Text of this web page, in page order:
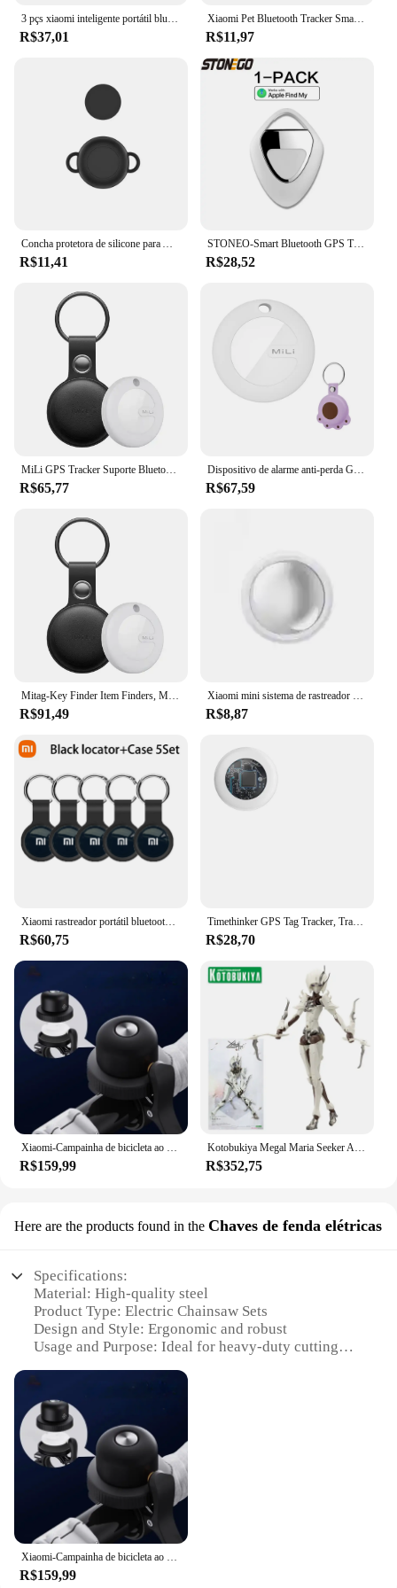
R$37,01
Xiaomi Pet Bluetooth Tracker Smart Pet Dispositivo localizador Bluetooth para fácil rastreamento de animais de estimação e segurança leve à prova d'água
R$11,97
Concha protetora de silicone para Apple Airtags, dispositivo anti-perdido, rastreador com cadarço para crianças e idosos
R$11,41
STONEO-Smart Bluetooth GPS Tracker, Dispositivo Anti-Perdido para Chaves, Animais de Estimação, Idosos, Crianças, Compatível com Apple Find,
R$28,52
MiLi GPS Tracker Suporte Bluetooth, Localizador Inteligente, Dispositivo Anti-Perdido, Chaves Móveis, Pet, Idosos, Kids Finder, Trabalhar com Apple Find
R$65,77
Dispositivo de alarme anti-perda GPS para crianças e idosos, mini GPS Locato com estojo de couro bonito dos desenhos animados, vários tipos de animais de estimação, 120m
R$67,59
Mitag-Key Finder Item Finders, MFi Certified, Bluetooth, GPS, Gato, Dog Locator, Rastreador, Dispositivo Anti-Loss, Funciona com a Apple Find, Meu
R$91,49
Xiaomi mini sistema de rastreador gps findmy app airtag inteligente bluetooth localizador criança saco localizador anti-perda coleira para animais de estimação com rastreador novo
R$8,87
Xiaomi rastreador portátil bluetooth4.0 tag mini rastreador gps localizador inteligente chave anti-perdido dispositivo localizador crianças gato animais de estimação localizador
R$60,75
Timethinker GPS Tag Tracker, Trabalhar com a Apple Encontrar, Meu App Bluetooth, Dispositivo ITag Anti Lembrete Perdido, MFI Localizador Inteligente, Pet, Kid Finder
R$28,70
Xiaomi-Campainha de bicicleta ao ar livre com dispositivo Mitag Anti-Loss, rastreador de veículos, impermeável, localizador, trabalhar com a Apple Find, My
R$159,99
Kotobukiya Megal Maria Seeker Action Figure, Kit Modelo Plástico, Brinquedos para meninos
R$352,75
Here are the products found in the Chaves de fenda elétricas
Specifications:
Material: High-quality steel
Product Type: Electric Chainsaw Sets
Design and Style: Ergonomic and robust
Usage and Purpose: Ideal for heavy-duty cutting
Typical Adaptive Scenario: Forestry, landscaping,
construction
Shape or Size or Weight or Quantity: Compact and
lightweight with multiple chainsaw options
Features:
**Unmatched Durability and Performance**
The mitag electric chainsaw sets are designed to
withstand the rigors of professional use, crafted
from high-quality steel that ensures longevity and
resilience. These chainsaws are not just tools; they
are reliable companions for your toughest cutting
Xiaomi-Campainha de bicicleta ao ar livre com dispositivo Mitag Anti-Loss, rastreador de veículos, impermeável, localizador, trabalhar com a Apple Find, My
R$159,99